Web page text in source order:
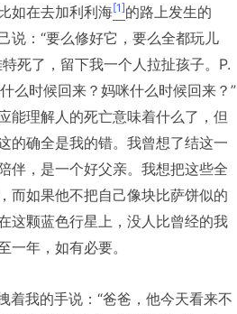
如在去加利利海[1]的路上发生的
说：“要么修好它，要么全都玩儿
死了，留下我一个人拉扯孩子。P.
么时候回来？妈咪什么时候回来？”
能理解人的死亡意味着什么了，但
的确全是我的错。我曾想了结这一
伴，是一个好父亲。我想把这些全
而如果他不把自己像块比萨饼似的
这颗蓝色行星上，没人比曾经的我
年，如有必要。
着我的手说：“爸爸，他今天看来不